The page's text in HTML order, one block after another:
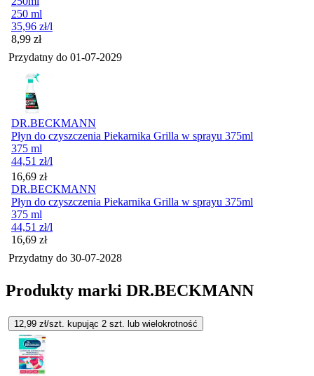
250 ml
35,96 zł/l
Cena
8,99 zł
Przydatny do 01-07-2029
DR.BECKMANN
Płyn do czyszczenia Piekarnika Grilla w sprayu 375ml
375 ml
44,51 zł/l
Cena
16,69 zł
DR.BECKMANN
Płyn do czyszczenia Piekarnika Grilla w sprayu 375ml
375 ml
44,51 zł/l
Cena
16,69 zł
Przydatny do 30-07-2028
Produkty marki DR.BECKMANN
12,99 zł/szt. kupując 2 szt. lub wielokrotność